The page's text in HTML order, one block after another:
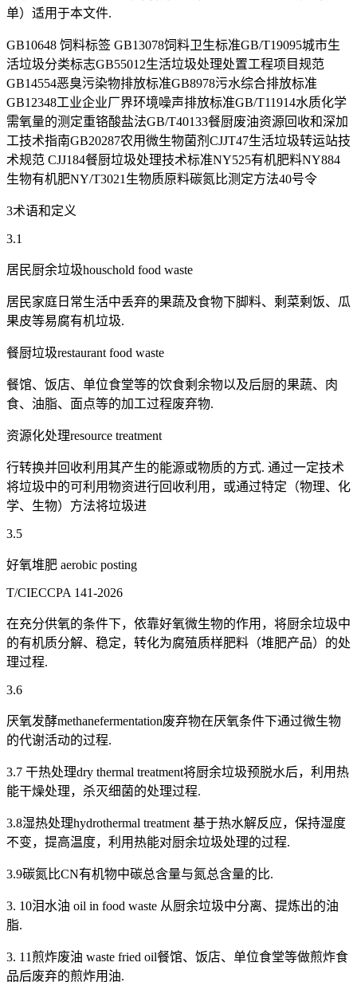
单）适用于本文件.
GB10648 饲料标签 GB13078饲料卫生标准GB/T19095城市生
活垃圾分类标志GB55012生活垃圾处理处置工程项目规范
GB14554恶臭污染物排放标准GB8978污水综合排放标准
GB12348工业企业厂界环境噪声排放标准GB/T11914水质化学
需氧量的测定重铬酸盐法GB/T40133餐厨废油资源回收和深加
工技术指南GB20287农用微生物菌剂CJJT47生活垃圾转运站技
术规范 CJJ184餐厨垃圾处理技术标准NY525有机肥料NY884
生物有机肥NY/T3021生物质原料碳氮比测定方法40号令
3术语和定义
3.1
居民厨余垃圾houschold food waste
居民家庭日常生活中丢弃的果蔬及食物下脚料、剩菜剩饭、瓜
果皮等易腐有机垃圾.
餐厨垃圾restaurant food waste
餐馆、饭店、单位食堂等的饮食剩余物以及后厨的果蔬、肉
食、油脂、面点等的加工过程废弃物.
资源化处理resource treatment
行转换并回收利用其产生的能源或物质的方式. 通过一定技术
将垃圾中的可利用物资进行回收利用，或通过特定（物理、化
学、生物）方法将垃圾进
3.5
好氧堆肥 aerobic posting
T/CIECCPA 141-2026
在充分供氧的条件下，依靠好氧微生物的作用，将厨余垃圾中
的有机质分解、稳定，转化为腐殖质样肥料（堆肥产品）的处
理过程.
3.6
厌氧发酵methanefermentation废弃物在厌氧条件下通过微生物
的代谢活动的过程.
3.7 干热处理dry thermal treatment将厨余垃圾预脱水后，利用热
能干燥处理，杀灭细菌的处理过程.
3.8湿热处理hydrothermal treatment 基于热水解反应，保持湿度
不变，提高温度，利用热能对厨余垃圾处理的过程.
3.9碳氮比CN有机物中碳总含量与氮总含量的比.
3. 10泪水油 oil in food waste 从厨余垃圾中分离、提炼出的油
脂.
3. 11煎炸废油 waste fried oil餐馆、饭店、单位食堂等做煎炸食
品后废弃的煎炸用油.